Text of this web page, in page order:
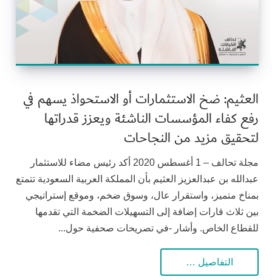
العثيم: ضخ الاستثمارات أو الاستحواذ يسهم في
رفع كفاء المؤسسات الناشئة ويعزز قدراتها
لتحقيق مزيد من النجاحات
مجلة تحالف – 1 أغسطس 2020 أكد رئيس مضاء للاستثمار
عبدالله بن عبدالعزيز العثيم بأن المملكة العربية السعودية تتمتع
بمناخ متميز، واستقرار عال، وسوق ضخم، وموقع إستراتيجي
بين ثلاث قارات إضافة إلى التسهيلات الضخمة التي تقدمها
للقطاع الخاص. وأشار -في تصريحات صحفية حول...
التفاصيل …